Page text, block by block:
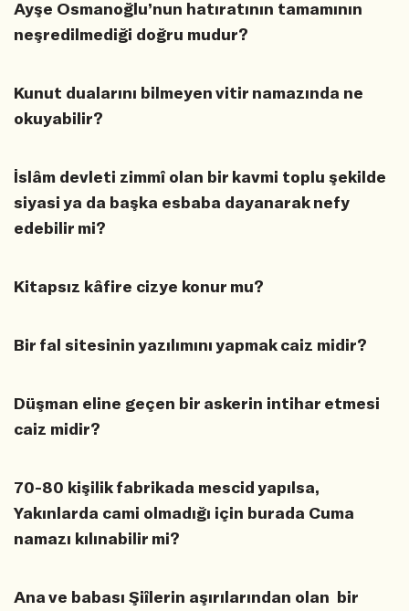
Ayşe Osmanoğlu’nun hatıratının tamamının
neşredilmediği doğru mudur?
Kunut dualarını bilmeyen vitir namazında ne
okuyabilir?
İslâm devleti zimmî olan bir kavmi toplu şekilde
siyasi ya da başka esbaba dayanarak nefy
edebilir mi?
Kitapsız kâfire cizye konur mu?
Bir fal sitesinin yazılımını yapmak caiz midir?
Düşman eline geçen bir askerin intihar etmesi
caiz midir?
70-80 kişilik fabrikada mescid yapılsa,
Yakınlarda cami olmadığı için burada Cuma
namazı kılınabilir mi?
Ana ve babası Şiîlerin aşırılarından olan bir